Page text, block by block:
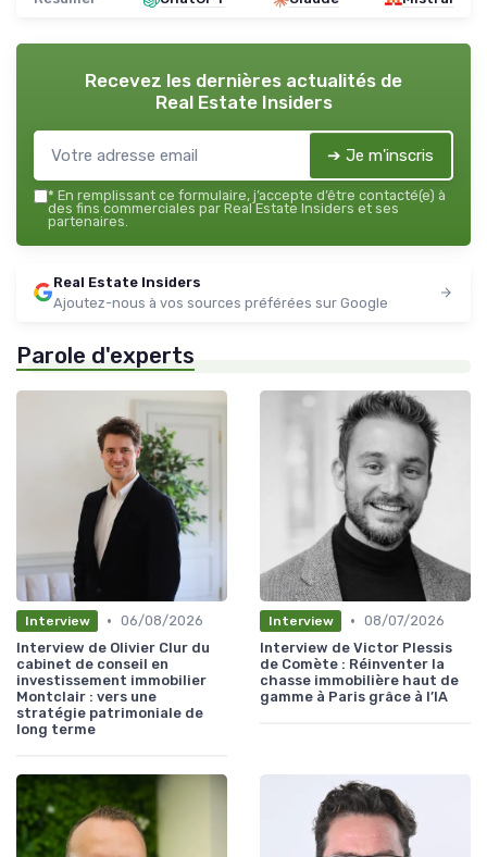
Recevez les dernières actualités de
Real Estate Insiders
➔ Je m'inscris
* En remplissant ce formulaire, j’accepte d’être contacté(e) à
des fins commerciales par Real Estate Insiders et ses
partenaires.
Real Estate Insiders
Ajoutez-nous à vos sources préférées sur Google
Parole d'experts
Interview • 06/08/2026
Interview de Olivier Clur du
cabinet de conseil en
investissement immobilier
Montclair : vers une
stratégie patrimoniale de
long terme
Interview • 08/07/2026
Interview de Victor Plessis
de Comète : Réinventer la
chasse immobilière haut de
gamme à Paris grâce à l’IA